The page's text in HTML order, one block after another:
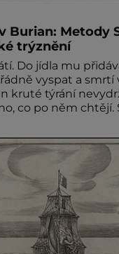
Burian: Metody
trýznění
Do jídla mu
vyspat a smrtí
kruté týrání
co po něm chtějí.
fyzický ani
řezníka chce být